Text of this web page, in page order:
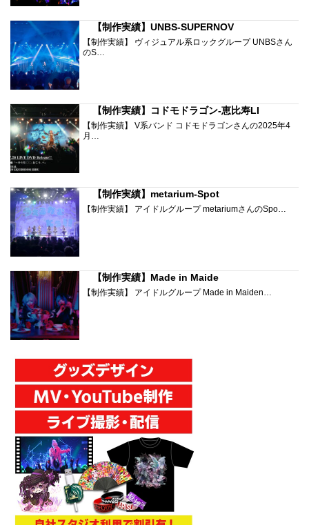
【制作実績】UNBS-SUPERNOV
【制作実績】 ヴィジュアル系ロックグループ UNBSさん
のS…
【制作実績】コドモドラゴン-恵比寿LI
【制作実績】 V系バンド コドモドラゴンさんの2025年4
月…
【制作実績】metarium-Spot
【制作実績】 アイドルグループ metariumさんのSpo…
【制作実績】Made in Maide
【制作実績】 アイドルグループ Made in Maiden…